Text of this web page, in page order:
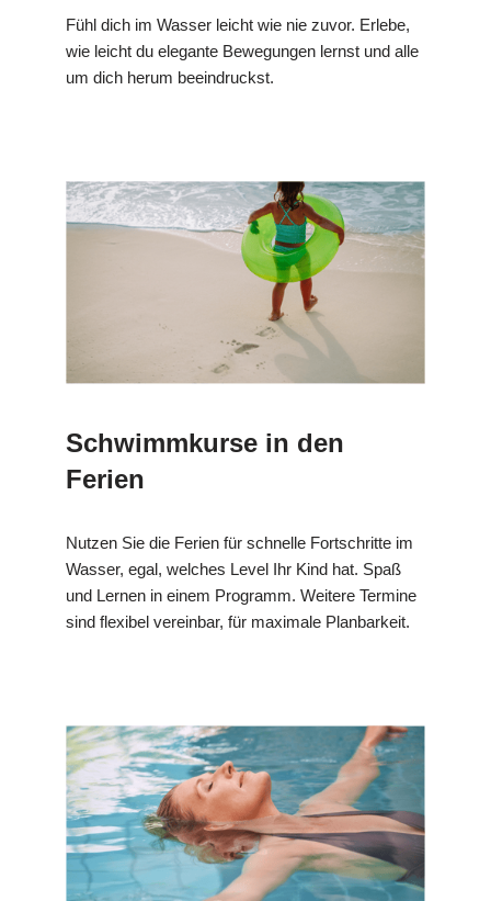
Fühl dich im Wasser leicht wie nie zuvor. Erlebe,
wie leicht du elegante Bewegungen lernst und alle
um dich herum beeindruckst.
Schwimmkurse in den
Ferien
Nutzen Sie die Ferien für schnelle Fortschritte im
Wasser, egal, welches Level Ihr Kind hat. Spaß
und Lernen in einem Programm. Weitere Termine
sind flexibel vereinbar, für maximale Planbarkeit.